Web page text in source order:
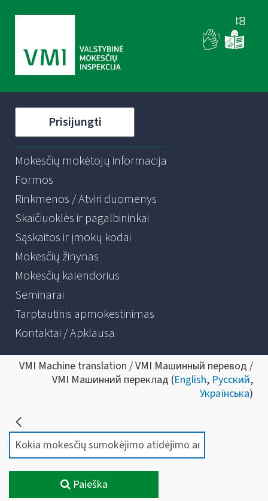
Prisijungti
Mokesčių mokėtojų informacija
Formos
Rinkmenos / Atviri duomenys
Skaičiuoklės ir pagalbininkai
Sąskaitos ir įmokų kodai
Mokesčių žinynas
Mokesčių kalendorius
Seminarai
Tarptautinis apmokestinimas
Kontaktai / Apklausa
VMI Machine translation / VMI Машинный перевод /
VMI Машинний переклад (English, Русский,
Українська)
Paieška